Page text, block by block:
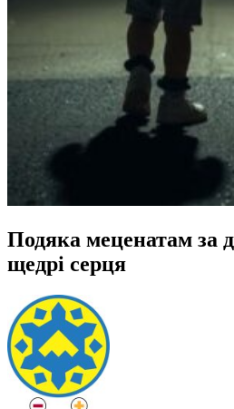
Подяка меценатам за
щедрі серця